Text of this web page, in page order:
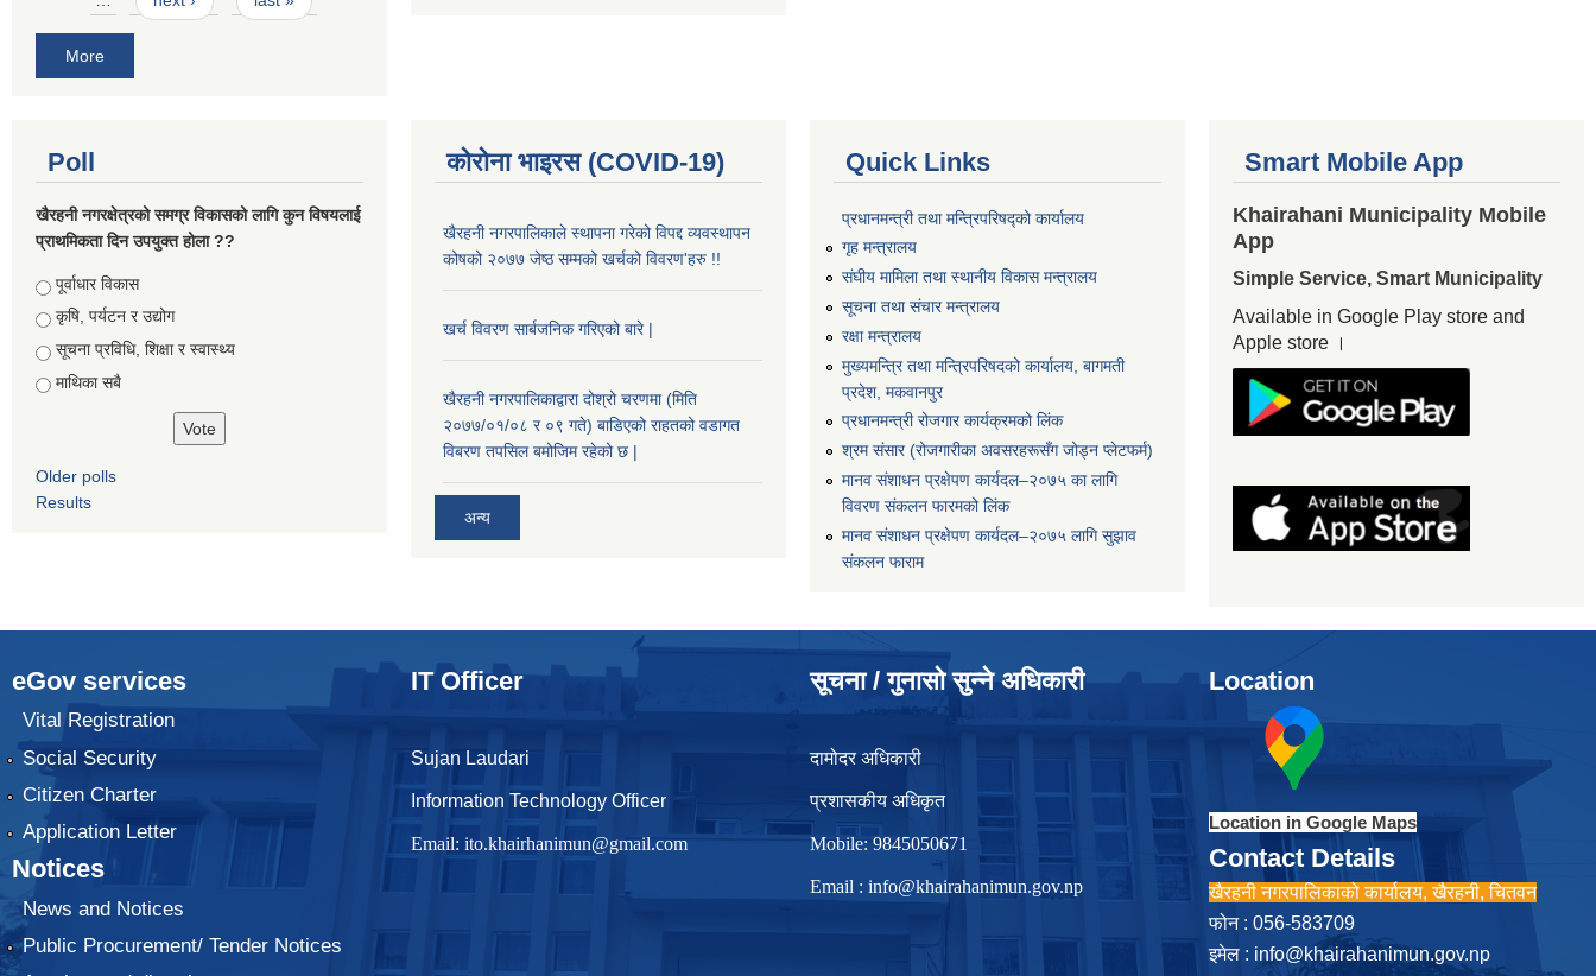
More
Poll
खैरहनी नगरक्षेत्रको समग्र विकासको लागि कुन विषयलाई
प्राथमिकता दिन उपयुक्त होला ??
Choices
पूर्वाधार विकास
कृषि, पर्यटन र उद्योग
सूचना प्रविधि, शिक्षा र स्वास्थ्य
माथिका सबै
Older polls
Results
कोरोना भाइरस (COVID-19)
खैरहनी नगरपालिकाले स्थापना गरेको विपद्द व्यवस्थापन
कोषको २०७७ जेष्ठ सम्मको खर्चको विवरण'हरु !!
खर्च विवरण सार्बजनिक गरिएको बारे |
खैरहनी नगरपालिकाद्वारा दोश्रो चरणमा (मिति
२०७७/०१/०८ र ०९ गते) बाडिएको राहतको वडागत
विबरण तपसिल बमोजिम रहेको छ |
अन्य
Quick Links
प्रधानमन्त्री तथा मन्त्रिपरिषद्को कार्यालय
गृह मन्त्रालय
संघीय मामिला तथा स्थानीय विकास मन्त्रालय
सूचना तथा संचार मन्त्रालय
रक्षा मन्त्रालय
मुख्यमन्त्रि तथा मन्त्रिपरिषदको कार्यालय, बागमती
प्रदेश, मकवानपुर
प्रधानमन्त्री रोजगार कार्यक्रमको लिंक
श्रम संसार (रोजगारीका अवसरहरूसँग जोड्न प्लेटफर्म)
मानव संशाधन प्रक्षेपण कार्यदल–२०७५ का लागि
विवरण संकलन फारमको लिंक
मानव संशाधन प्रक्षेपण कार्यदल–२०७५ लागि सुझाव
संकलन फाराम
Smart Mobile App
Khairahani Municipality Mobile
App
Simple Service, Smart Municipality
Available in Google Play store and
Apple store ।
eGov services
Vital Registration
Social Security
Citizen Charter
Application Letter
Notices
News and Notices
Public Procurement/ Tender Notices
IT Officer
Sujan Laudari
Information Technology Officer
Email: ito.khairhanimun@gmail.com
सूचना / गुनासो सुन्ने अधिकारी
दामोदर अधिकारी
प्रशासकीय अधिकृत
Mobile: 9845050671
Email : info@khairahanimun.gov.np
Location
Location in Google Maps
Contact Details
खैरहनी नगरपालिकाको कार्यालय, खैरहनी, चितवन
फोन : 056-583709
इमेल : info@khairahanimun.gov.np